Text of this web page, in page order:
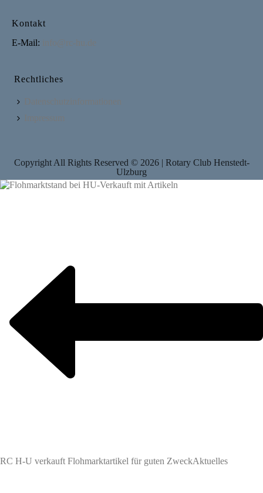
Kontakt
E-Mail:
info@rc-hu.de
Rechtliches
Datenschutzinformationen
Impressum
Copyright All Rights Reserved © 2026| Rotary Club Henstedt-
Ulzburg
RC H-U verkauft Flohmarktartikel für guten ZweckAktuelles